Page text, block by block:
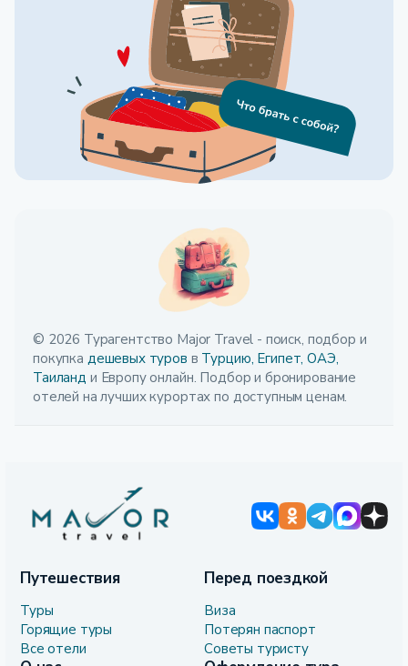
© 2026 Турагентство Major Travel - поиск, подбор и
покупка дешевых туров в Турцию, Египет, ОАЭ,
Таиланд и Европу онлайн. Подбор и бронирование
отелей на лучших курортах по доступным ценам.
Путешествия
Туры
Горящие туры
Все отели
Перед поездкой
Виза
Потерян паспорт
Советы туристу